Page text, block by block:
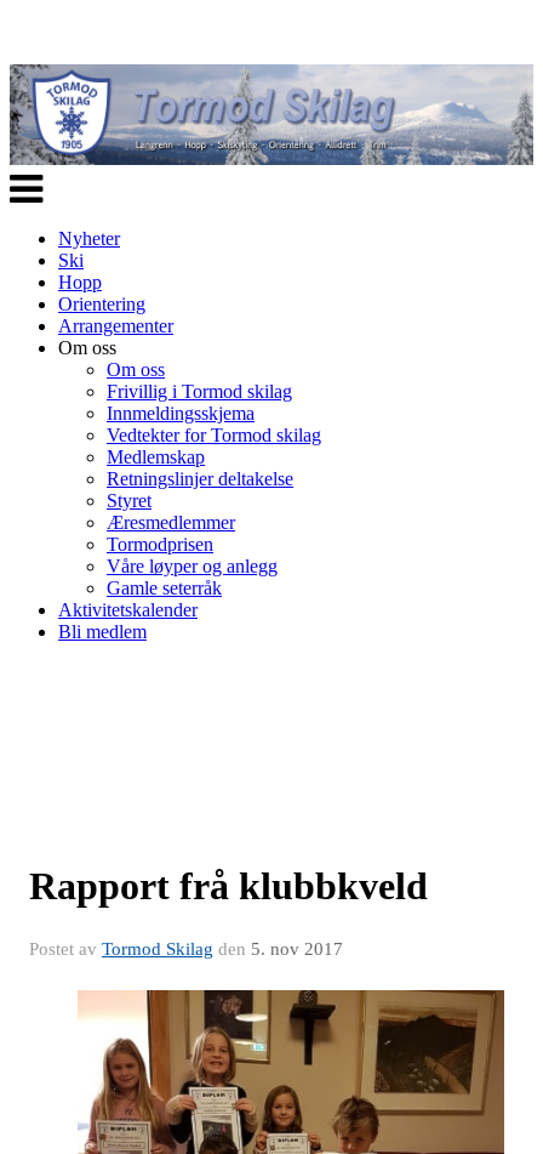
Veksle
navigasjon
Nyheter
Ski
Hopp
Orientering
Arrangementer
Om oss
Om oss
Frivillig i Tormod skilag
Innmeldingsskjema
Vedtekter for Tormod skilag
Medlemskap
Retningslinjer deltakelse
Styret
Æresmedlemmer
Tormodprisen
Våre løyper og anlegg
Gamle seterråk
Aktivitetskalender
Bli medlem
Rapport frå klubbkveld
Postet av Tormod Skilag den 5. nov 2017